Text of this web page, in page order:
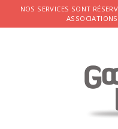
NOS SERVICES SONT